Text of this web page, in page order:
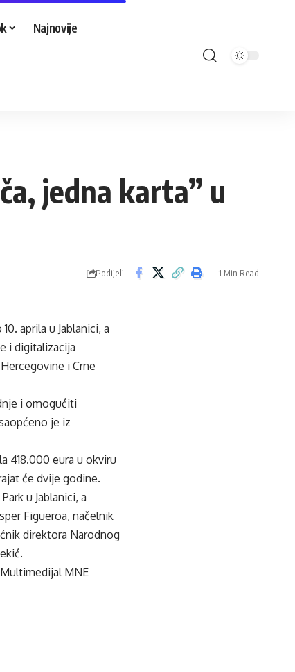
Najnovije
jedna karta” u
Podijeli 1 Min Read
aprila u Jablanici, a
i digitalizacija
i Crne
i omogućiti
je iz
418.000 eura u okviru
će dvije godine.
u Jablanici, a
Figueroa, načelnik
direktora Narodnog
MNE